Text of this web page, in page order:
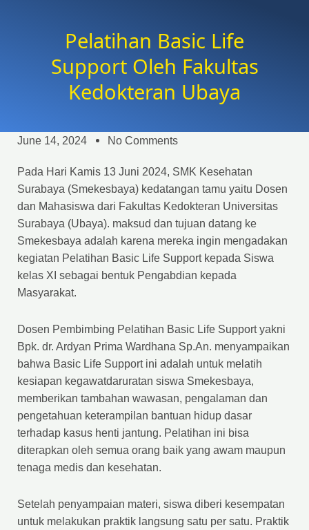
Pelatihan Basic Life
Support Oleh Fakultas
Kedokteran Ubaya
June 14, 2024 No Comments
Pada Hari Kamis 13 Juni 2024, SMK Kesehatan
Surabaya (Smekesbaya) kedatangan tamu yaitu Dosen
dan Mahasiswa dari Fakultas Kedokteran Universitas
Surabaya (Ubaya). maksud dan tujuan datang ke
Smekesbaya adalah karena mereka ingin mengadakan
kegiatan Pelatihan Basic Life Support kepada Siswa
kelas XI sebagai bentuk Pengabdian kepada
Masyarakat.
Dosen Pembimbing Pelatihan Basic Life Support yakni
Bpk. dr. Ardyan Prima Wardhana Sp.An. menyampaikan
bahwa Basic Life Support ini adalah untuk melatih
kesiapan kegawatdaruratan siswa Smekesbaya,
memberikan tambahan wawasan, pengalaman dan
pengetahuan keterampilan bantuan hidup dasar
terhadap kasus henti jantung. Pelatihan ini bisa
diterapkan oleh semua orang baik yang awam maupun
tenaga medis dan kesehatan.
Setelah penyampaian materi, siswa diberi kesempatan
untuk melakukan praktik langsung satu per satu. Praktik